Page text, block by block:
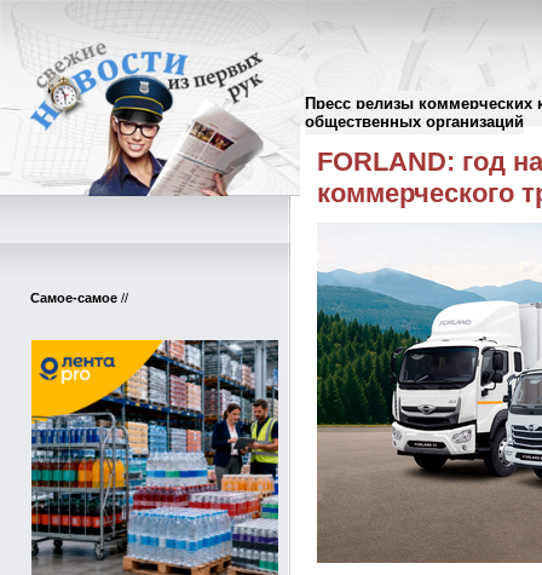
Пресс релизы коммерческих
общественных организаций
Самое-самое //
Пресс-релизы//
FORLAND: год
коммерческого